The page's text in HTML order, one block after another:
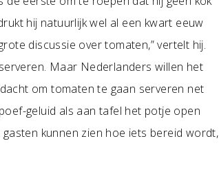
hij natuurlijk wel al een kwart eeuw
discussie over tomaten,” vertelt hij.
Maar Nederlanders willen het
om tomaten te gaan serveren net
geluid als aan tafel het potje open
kunnen zien hoe iets bereid wordt,